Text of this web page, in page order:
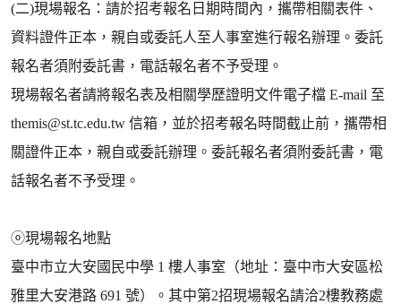
(二)現場報名：請於招考報名日期時間內，攜帶相關表件、
資料證件正本，親自或委託人至人事室進行報名辦理。委託
報名者須附委託書，電話報名者不予受理。
現場報名者請將報名表及相關學歷證明文件電子檔 E-mail 至
themis@st.tc.edu.tw 信箱，並於招考報名時間截止前，攜帶相
關證件正本，親自或委託辦理。委託報名者須附委託書，電
話報名者不予受理。
ⓞ現場報名地點
臺中市立大安國民中學 1 樓人事室（地址：臺中市大安區松
雅里大安港路 691 號）。其中第2招現場報名請洽2樓教務處